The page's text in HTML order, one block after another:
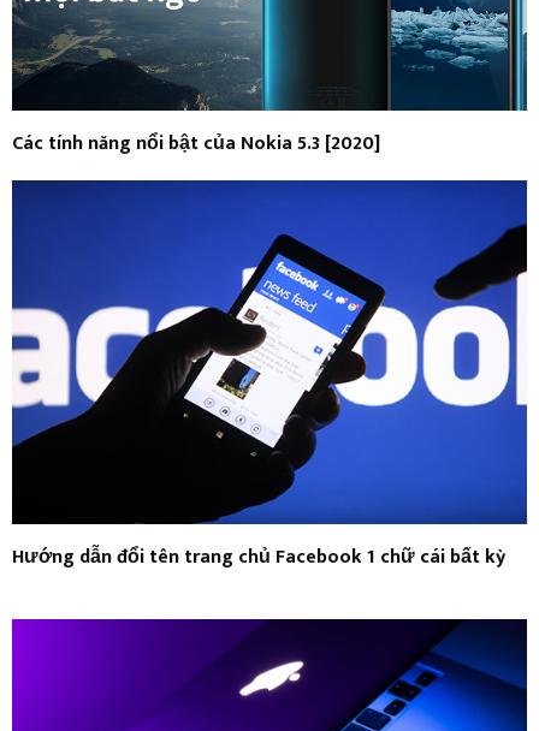
Các tính năng nổi bật của Nokia 5.3 [2020]
Hướng dẫn đổi tên trang chủ Facebook 1 chữ cái bất kỳ